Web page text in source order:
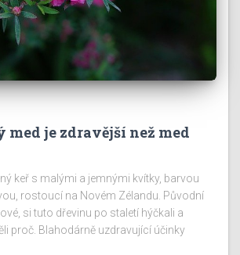
je zdravější než med
keř s malými a jemnými kvítky, barvou
rostoucí na Novém Zélandu. Původní
si tuto dřevinu po staletí hýčkali a
proč. Blahodárně uzdravující účinky